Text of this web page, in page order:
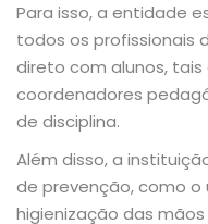
Para isso, a entidade
todos os profissionais
direto com alunos,
coordenadores
de disciplina.
Além disso, a
de prevenção, como o
higienização das